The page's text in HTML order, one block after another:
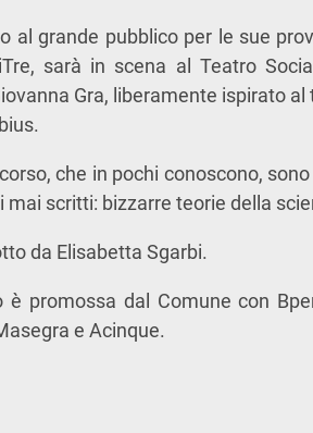
al grande pubblico per le sue
sarà in scena al Teatro
Gra, liberamente ispirato
che in pochi conoscono,
mai scritti: bizzarre teorie della
da Elisabetta Sgarbi.
è promossa dal Comune con
e Acinque.